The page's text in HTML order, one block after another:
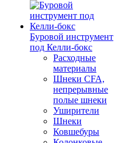
Буровой инструмент
под Келли-бокс
Расходные
материалы
Шнеки CFA,
непрерывные
полые шнеки
Уширители
Шнеки
Ковшебуры